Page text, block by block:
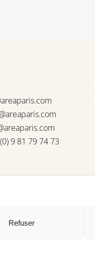
Refuser
9 81 79 74 73